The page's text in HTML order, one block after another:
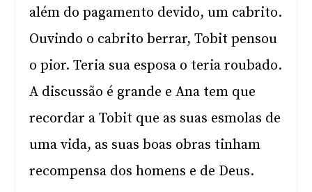
além do pagamento devido, um cabrito.
Ouvindo o cabrito berrar, Tobit pensou
o pior. Teria sua esposa o teria roubado.
A discussão é grande e Ana tem que
recordar a Tobit que as suas esmolas de
uma vida, as suas boas obras tinham
recompensa dos homens e de Deus.